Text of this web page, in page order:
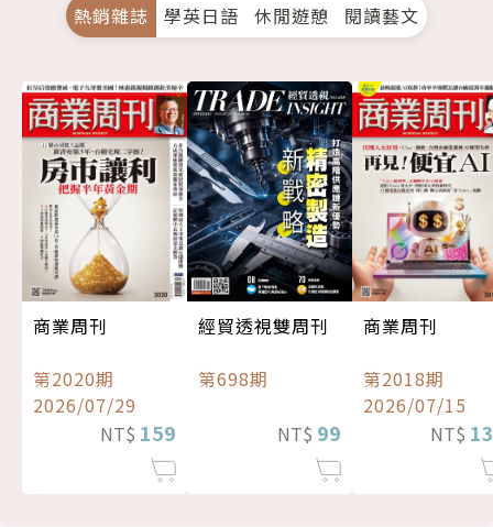
熱銷雜誌 學英日語 休閒遊憩 閱讀藝文
商業周刊
第2020期
2026/07/29
NT$ 159
經貿透視雙周刊
第698期
NT$ 99
商業周刊
第2018期
2026/07/15
NT$